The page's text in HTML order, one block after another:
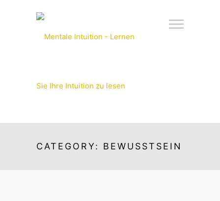
CATEGORY: BEWUSSTSEIN